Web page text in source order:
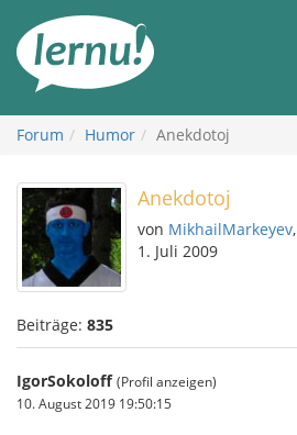
Inhalt
Forum Humor Anekdotoj
Anekdotoj
von MikhailMarkeyev,
1. Juli 2009
Beiträge: 835
IgorSokoloff (Profil anzeigen)
10. August 2019 19:50:15